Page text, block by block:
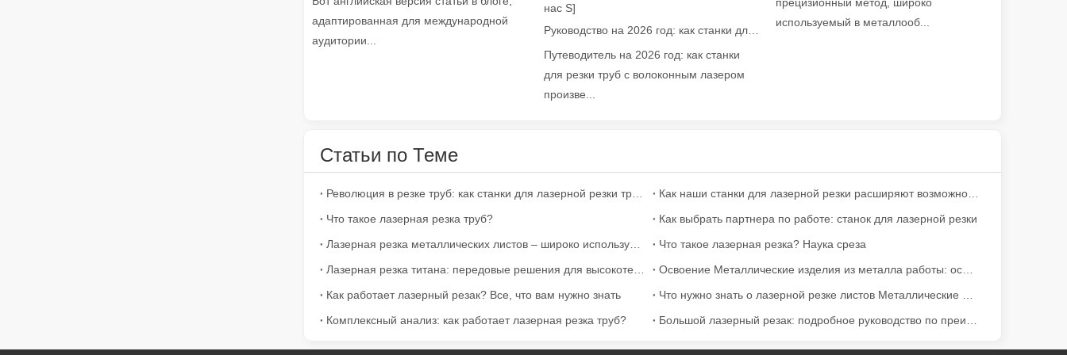
Лазерная резка металла — это прецизионный метод, широко используемый в металлообработке. Он может резать широкий спектр материалов с высокой точностью и низким уровнем
Лазерная резка металлических листов – широко используемый метод резки. Он известен своей точностью, эффективностью и универсальностью. Однако некоторые могут сказать, что
адаптированная для международной
аудитории...
нас S]
Руководство на 2026 год: как станки для резки труб с волоконным лазером совершают революцию в производстве труб
Путеводитель на 2026 год: как станки
для резки труб с волоконным лазером
произве...
прецизионный метод, широко
используемый в металлооб...
Статьи по Теме
Что такое лазерная резка труб?
Как выбрать партнера по работе: станок для лазерной резки
Что такое лазерная резка? Наука среза
Как работает лазерный резак? Все, что вам нужно знать
Комплексный анализ: как работает лазерная резка труб?